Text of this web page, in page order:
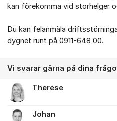
kan förekomma vid storhelger
Du kan felanmäla
dygnet runt på 0911-648 00.
Vi svarar gärna på dina
Therese
Johan